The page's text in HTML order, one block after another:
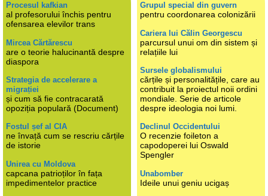
Procesul kafkian
al profesorului închis pentru
ofensarea elevilor trans
Mircea Cărtărescu
are o teorie halucinantă despre
diaspora
Strategia de accelerare a
migrației
și cum să fie contracarată
opoziția populară (Document)
Fostul șef al CIA
ne învață cum se rescriu cărțile
de istorie
Unirea cu Moldova
capcana patrioților în fața
impedimentelor practice
Grupul special din guvern
pentru coordonarea colonizării
Cariera lui Călin Georgescu
parcursul unui om din sistem și
relațiile lui
Sursele globalismului
cărțile și personalitățile, care au
contribuit la proiectul noii ordini
mondiale. Serie de articole
despre ideologia noi lumi.
Declinul Occidentului
O recenzie foileton a
capodoperei lui Oswald
Spengler
Unabomber
Ideile unui geniu ucigaș